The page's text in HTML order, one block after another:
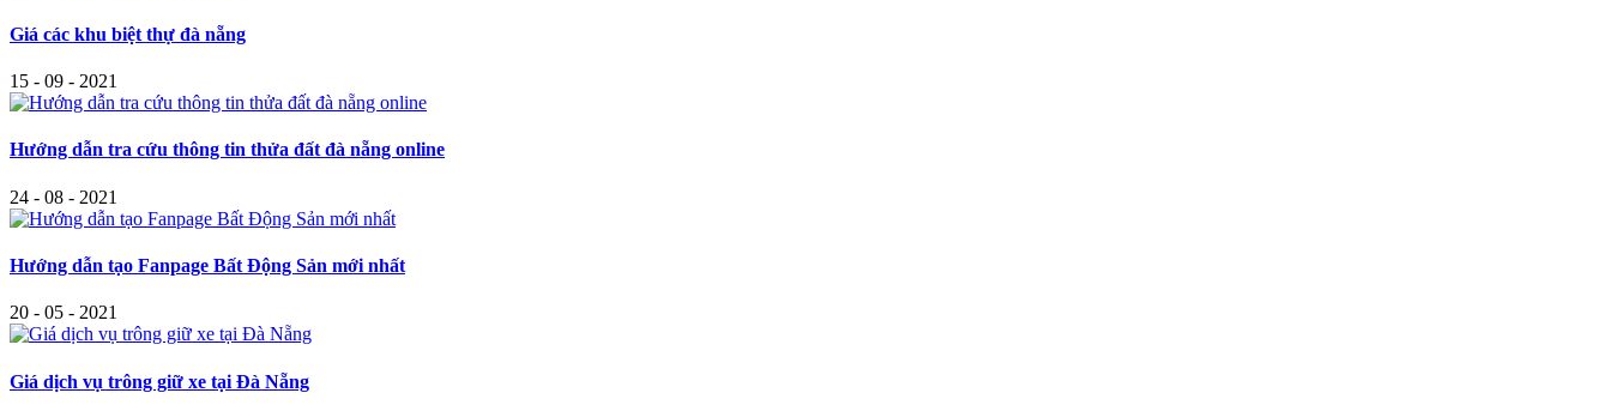
Giá các khu biệt thự đà nẵng
15 - 09 - 2021
Hướng dẫn tra cứu thông tin thửa đất đà nẵng online
24 - 08 - 2021
Hướng dẫn tạo Fanpage Bất Động Sản mới nhất
20 - 05 - 2021
Giá dịch vụ trông giữ xe tại Đà Nẵng